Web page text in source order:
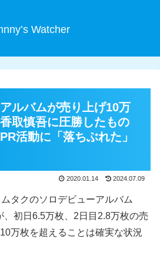
Watcher
ルバムが売り上げ10万
取慎吾に圧勝したもの
活動に「落ちぶれた」
2020.01.14 2024.07.09
タクのソロデビューアルバム
、初日6.5万枚、2日目2.8万枚の売
万枚を超えることは確実な状況